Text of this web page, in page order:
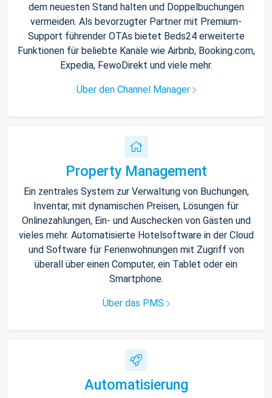
dem neuesten Stand halten und Doppelbuchungen
vermeiden. Als bevorzugter Partner mit Premium-
Support führender OTAs bietet Beds24 erweiterte
Funktionen für beliebte Kanäle wie Airbnb, Booking.com,
Expedia, FewoDirekt und viele mehr.
Über den Channel Manager
Property Management
Ein zentrales System zur Verwaltung von Buchungen,
Inventar, mit dynamischen Preisen, Lösungen für
Onlinezahlungen, Ein- und Auschecken von Gästen und
vieles mehr. Automatisierte Hotelsoftware in der Cloud
und Software für Ferienwohnungen mit Zugriff von
überall über einen Computer, ein Tablet oder ein
Smartphone.
Über das PMS
Automatisierung